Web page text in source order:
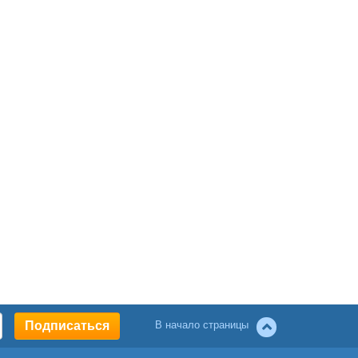
В начало страницы